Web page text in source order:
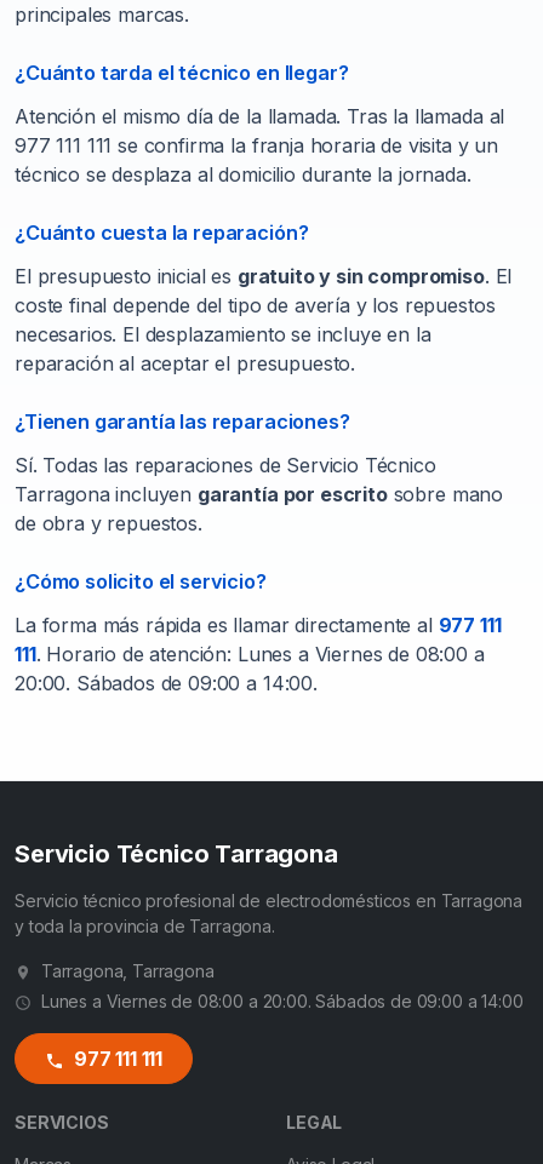
principales marcas.
¿Cuánto tarda el técnico en llegar?
Atención el mismo día de la llamada. Tras la llamada al
977 111 111 se confirma la franja horaria de visita y un
técnico se desplaza al domicilio durante la jornada.
¿Cuánto cuesta la reparación?
El presupuesto inicial es gratuito y sin compromiso. El
coste final depende del tipo de avería y los repuestos
necesarios. El desplazamiento se incluye en la
reparación al aceptar el presupuesto.
¿Tienen garantía las reparaciones?
Sí. Todas las reparaciones de Servicio Técnico
Tarragona incluyen garantía por escritosobre mano
de obra y repuestos.
¿Cómo solicito el servicio?
La forma más rápida es llamar directamente al 977 111
111. Horario de atención: Lunes a Viernes de 08:00 a
20:00. Sábados de 09:00 a 14:00.
Servicio Técnico Tarragona
Servicio técnico profesional de electrodomésticos en Tarragona
y toda la provincia de Tarragona.
Tarragona, Tarragona
Lunes a Viernes de 08:00 a 20:00. Sábados de 09:00 a 14:00
977 111 111
SERVICIOS LEGAL